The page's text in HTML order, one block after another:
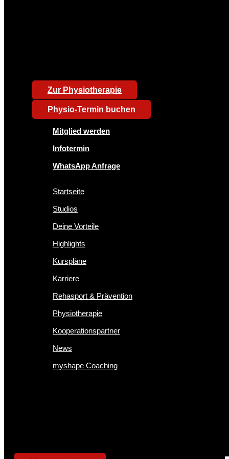
Zur Physiotherapie
Physio-Termin buchen
Mitglied werden
Infotermin
WhatsApp Anfrage
Startseite
Studios
Deine Vorteile
Highlights
Kurspläne
Karriere
Rehasport & Prävention
Physiotherapie
Kooperationspartner
News
myshape Coaching